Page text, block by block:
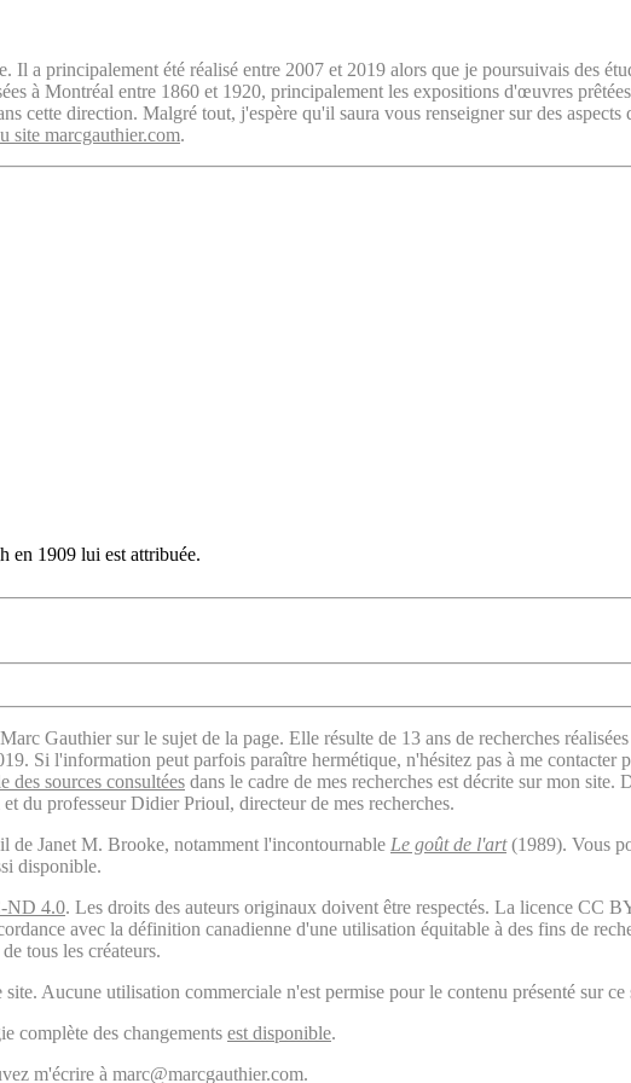
Il a principalement été réalisé entre 2007 et 2019 alors que je poursuivais des
à Montréal entre 1860 et 1920, principalement les expositions d'œuvres
cette direction. Malgré tout, j'espère qu'il saura vous renseigner sur des
site marcgauthier.com.
1909 lui est attribuée.
Gauthier sur le sujet de la page. Elle résulte de 13 ans de recherches
Si l'information peut parfois paraître hermétique, n'hésitez pas à me
des sources consultées dans le cadre de mes recherches est décrite sur mon
du professeur Didier Prioul, directeur de mes recherches.
de Janet M. Brooke, notamment l'incontournable Le goût de l'art(1989). Vous
disponible.
ND 4.0. Les droits des auteurs originaux doivent être respectés. La licence CC
avec la définition canadienne d'une utilisation équitable à des fins de
tous les créateurs.
Aucune utilisation commerciale n'est permise pour le contenu présenté sur ce
complète des changements est disponible.
m'écrire à marc@marcgauthier.com.